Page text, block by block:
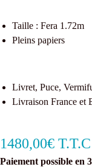
Taille : Fera 1.72m
Pleins papiers
Livret, Puce,
Livraison France et
1480,00€ T.T.C
Paiement possible en